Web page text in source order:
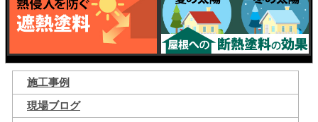
施工事例
現場ブログ